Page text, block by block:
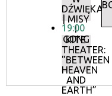
| MISY
I
GONG
19:00
KITE
THEATER:
"BETWEEN
HEAVEN
AND
EARTH”